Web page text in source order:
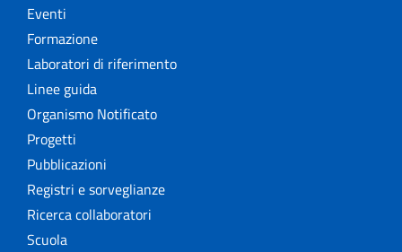
Eventi
Formazione
Laboratori di riferimento
Linee guida
Organismo Notificato
Progetti
Pubblicazioni
Registri e sorveglianze
Ricerca collaboratori
Scuola